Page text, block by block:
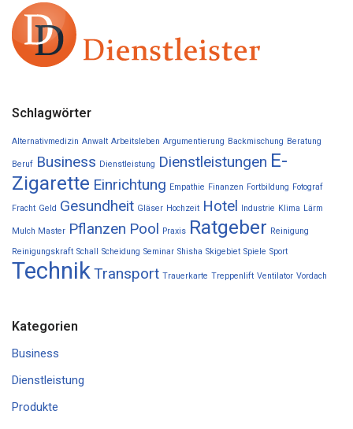
Schlagwörter
Alternativmedizin Anwalt Arbeitsleben Argumentierung Backmischung Beratung
Beruf Business Dienstleistung Dienstleistungen E-
Zigarette Einrichtung Empathie Finanzen Fortbildung Fotograf
Fracht Geld Gesundheit Gläser Hochzeit Hotel Industrie Klima Lärm
Mulch Master Pflanzen Pool Praxis Ratgeber Reinigung
Reinigungskraft Schall Scheidung Seminar Shisha Skigebiet Spiele Sport
TechnikTransport Trauerkarte Treppenlift Ventilator Vordach
Kategorien
Business
Dienstleistung
Produkte